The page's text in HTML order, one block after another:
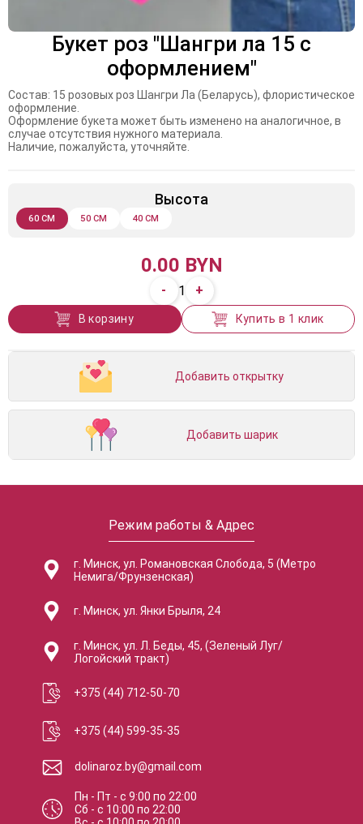
Букет роз "Шангри ла 15 с
оформлением"
Состав: 15 розовых роз Шангри Ла (Беларусь), флористическое
оформление.
Оформление букета может быть изменено на аналогичное, в
случае отсутствия нужного материала.
Наличие, пожалуйста, уточняйте.
Высота
60 СМ 50 СМ 40 СМ
0.00 BYN
- 1 +
В корзину Купить в 1 клик
Добавить открытку
Добавить шарик
Режим работы & Адрес
г. Минск, ул. Романовская Слобода, 5 (Метро
Немига/Фрунзенская)
г. Минск, ул. Янки Брыля, 24
г. Минск, ул. Л. Беды, 45, (Зеленый Луг/
Логойский тракт)
+375 (44) 712-50-70
+375 (44) 599-35-35
dolinaroz.by@gmail.com
Пн - Пт -с 9:00по 22:00
Сб -с 10:00по 22:00